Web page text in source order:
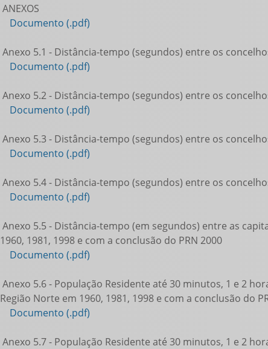
ANEXOS
Documento (.pdf)
Anexo 5.1 - Distância-tempo (segundos) entre os
Documento (.pdf)
Anexo 5.2 - Distância-tempo (segundos) entre os
Documento (.pdf)
Anexo 5.3 - Distância-tempo (segundos) entre os
Documento (.pdf)
Anexo 5.4 - Distância-tempo (segundos) entre os
Documento (.pdf)
Anexo 5.5 - Distância-tempo (em segundos) entre as
1960, 1981, 1998 e com a conclusão do PRN 2000
Documento (.pdf)
Anexo 5.6 - População Residente até 30 minutos, 1 e 2
Região Norte em 1960, 1981, 1998 e com a conclusão do
Documento (.pdf)
Anexo 5.7 - População Residente até 30 minutos, 1 e 2